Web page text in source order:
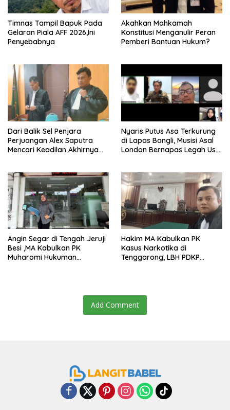
Timnas Tampil Bapuk Pada
Gelaran Piala AFF 2026,Ini
Penyebabnya
Akahkan Mahkamah
Konstitusi Menganulir Peran
Pemberi Bantuan Hukum?
Dari Balik Sel Penjara
Perjuangan Alex Saputra
Mencari Keadilan Akhirnya
Nyaris Putus Asa Terkurung
di Lapas Bangli, Musisi Asal
London Bernapas Legah Usai
Angin Segar di Tengah Jeruji
Besi ,MA Kabulkan PK
Muharomi Hukuman
Hakim MA Kabulkan PK
Kasus Narkotika di
Tenggarong, LBH PDKP
Add Comment